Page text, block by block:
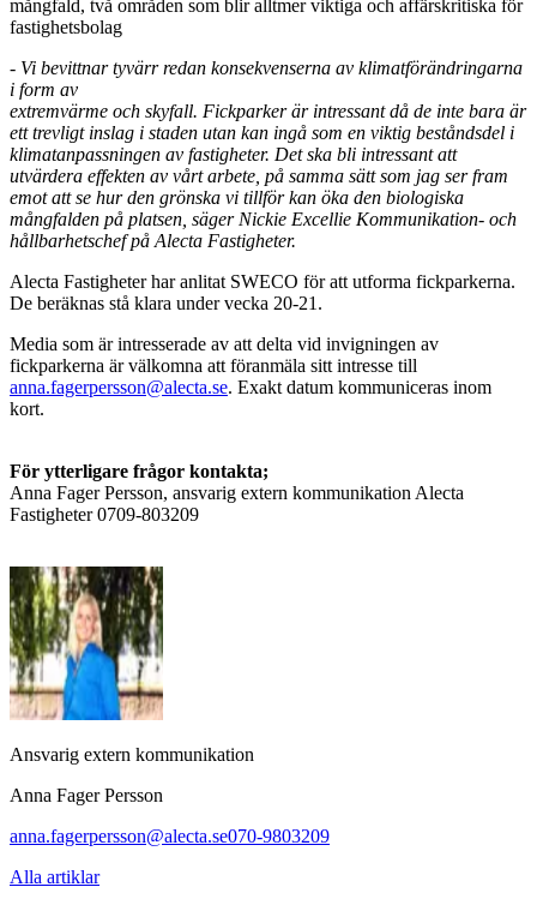
mångfald, två områden som blir alltmer viktiga och affärskritiska för
fastighetsbolag
- Vi bevittnar tyvärr redan konsekvenserna av klimatförändringarna
i form av
extremvärme och skyfall. Fickparker är intressant då de inte bara är
ett trevligt inslag i staden utan kan ingå som en viktig beståndsdel i
klimatanpassningen av fastigheter. Det ska bli intressant att
utvärdera effekten av vårt arbete, på samma sätt som jag ser fram
emot att se hur den grönska vi tillför kan öka den biologiska
mångfalden på platsen, säger Nickie Excellie Kommunikation- och
hållbarhetschef på Alecta Fastigheter.
Alecta Fastigheter har anlitat SWECO för att utforma fickparkerna.
De beräknas stå klara under vecka 20-21.
Media som är intresserade av att delta vid invigningen av
fickparkerna är välkomna att föranmäla sitt intresse till
anna.fagerpersson@alecta.se. Exakt datum kommuniceras inom
kort.
För ytterligare frågor kontakta;
Anna Fager Persson, ansvarig extern kommunikation Alecta
Fastigheter 0709-803209
Ansvarig extern kommunikation
Anna Fager Persson
anna.fagerpersson@alecta.se070-9803209
Alla artiklar